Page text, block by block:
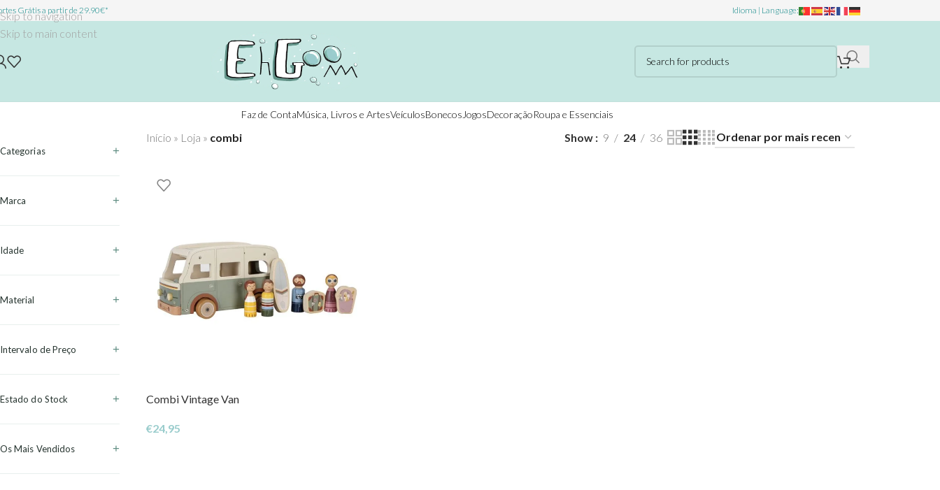
Skip to navigation
Skip to main content
Grátis a partir de 29.90€* Idioma | Language:
Faz de ContaMúsica, Livros e ArtesVeículosBonecos JogosDecoraçãoRoupa e Essenciais
Categorias
Marca
Idade
Material
Intervalo de Preço
Estado do Stock
Os Mais Vendidos
Início » Loja » combi Show 9 24 36
Combi Vintage Van
€24,95